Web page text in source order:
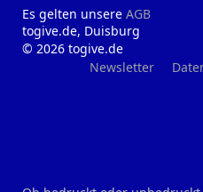
Es gelten unsere AGB
togive.de, Duisburg
© 2026 togive.de
Newsletter